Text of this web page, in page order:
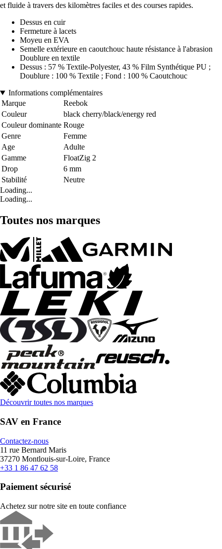
et fluide à travers des kilomètres faciles et des courses rapides.
Dessus en cuir
Fermeture à lacets
Moyeu en EVA
Semelle extérieure en caoutchouc haute résistance à l'abrasion
Doublure en textile
Dessus : 57 % Textile-Polyester, 43 % Film Synthétique PU ;
Doublure : 100 % Textile ; Fond : 100 % Caoutchouc
Informations complémentaires
Marque
Reebok
Couleur
black cherry/black/energy red
Couleur dominante Rouge
Genre
Femme
Age
Adulte
Gamme
FloatZig 2
Drop
6 mm
Stabilité
Neutre
Loading...
Loading...
Toutes nos marques
Découvrir toutes nos marques
SAV en France
Contactez-nous
11 rue Bernard Maris
37270 Montlouis-sur-Loire, France
+33 1 86 47 62 58
Paiement sécurisé
Achetez sur notre site en toute confiance